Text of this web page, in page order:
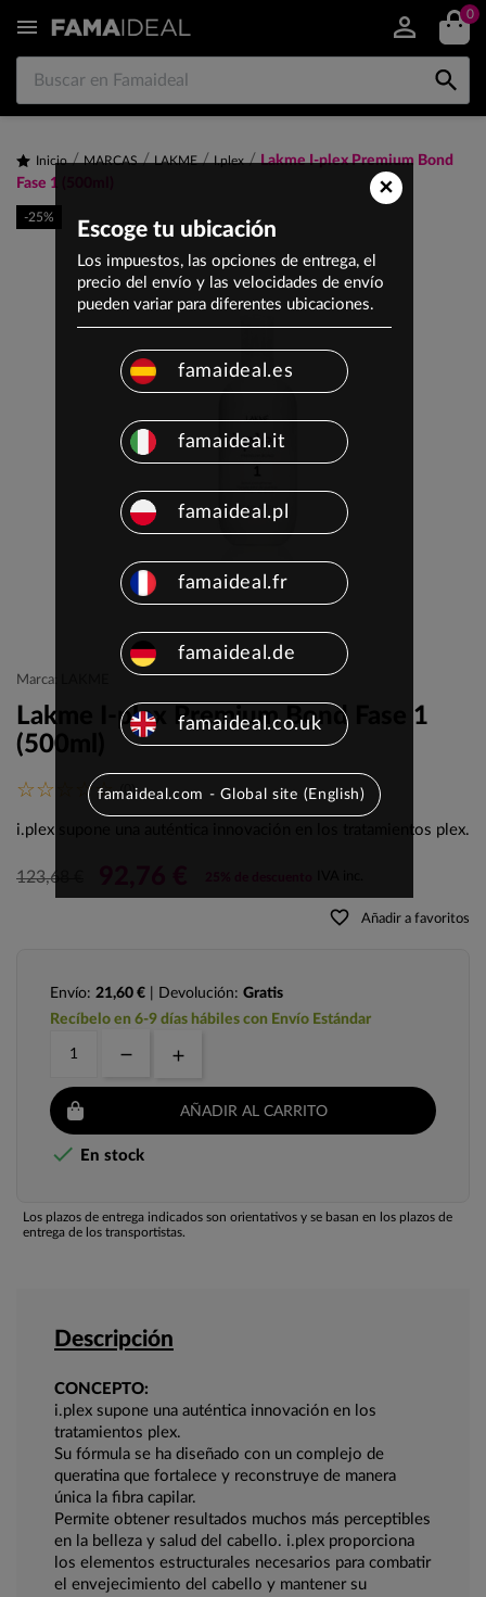
 0

-25%
Inicio MARCAS LAKME I.plex
Lakme I-plex Premium Bond
Fase 1 (500ml)
Marca: LAKME
Lakme I-plex Premium Bond Fase 1
(500ml)
(0)
i.plex supone una auténtica innovación en los tratamientos plex.
123,68 €
favorite_border Añadir a favoritos
Envío: 21,60 € | Devolución: Gratis
Recíbelo en 6-9 días hábiles con Envío Estándar
AÑADIR AL CARRITO
 En stock
Los plazos de entrega indicados son orientativos y se basan en los plazos de
entrega de los transportistas.
Descripción
CONCEPTO:
i.plex supone una auténtica innovación en los
tratamientos plex.
Su fórmula se ha diseñado con un complejo de
queratina que fortalece y reconstruye de manera
única la fibra capilar.
Permite obtener resultados muchos más perceptibles
en la belleza y salud del cabello. i.plex proporciona
los elementos estructurales necesarios para combatir
el envejecimiento del cabello y mantener su
×
Escoge tu ubicación
Los impuestos, las opciones de entrega, el
precio del envío y las velocidades de envío
pueden variar para diferentes ubicaciones.
famaideal.es
famaideal.it
famaideal.pl
famaideal.fr
famaideal.de
famaideal.co.uk
famaideal.com - Global site (English)